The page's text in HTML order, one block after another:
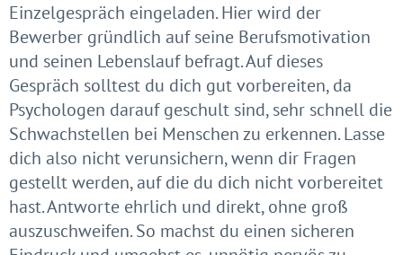
Einzelgespräch eingeladen. Hier wird der
Bewerber gründlich auf seine Berufsmotivation
und seinen Lebenslauf befragt. Auf dieses
Gespräch solltest du dich gut vorbereiten, da
Psychologen darauf geschult sind, sehr schnell die
Schwachstellen bei Menschen zu erkennen. Lasse
dich also nicht verunsichern, wenn dir Fragen
gestellt werden, auf die du dich nicht vorbereitet
hast. Antworte ehrlich und direkt, ohne groß
auszuschweifen. So machst du einen sicheren